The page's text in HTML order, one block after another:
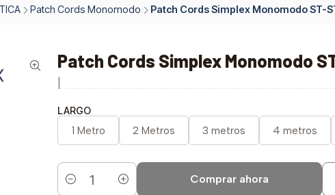
Patch Cords Monomodo Patch Cords Simplex Monomodo ST-
Patch Cords Simplex Monomodo
LARGO
1 Metro 2 Metros 3 metros 4 metros
Cantidad
Comprar ahora